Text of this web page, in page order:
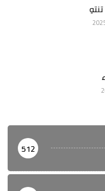
512